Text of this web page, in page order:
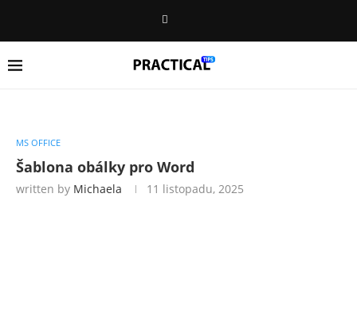
MS OFFICE
Šablona obálky pro Word
written by Michaela 11 listopadu, 2025